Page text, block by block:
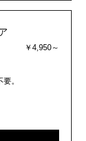
￥4,950～
。